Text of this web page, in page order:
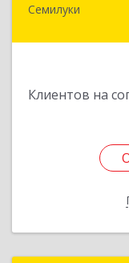
Семилуки
Клиентов на